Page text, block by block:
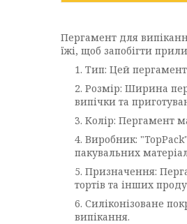
Пергамент для
їжі, щоб запобігти
Тип: Цей пергамент
Розмір: Ширина
випічки та
Колір: Пергамент
Виробник:
пакувальних
Призначення:
тортів та інших
Силіконізоване
випікання.